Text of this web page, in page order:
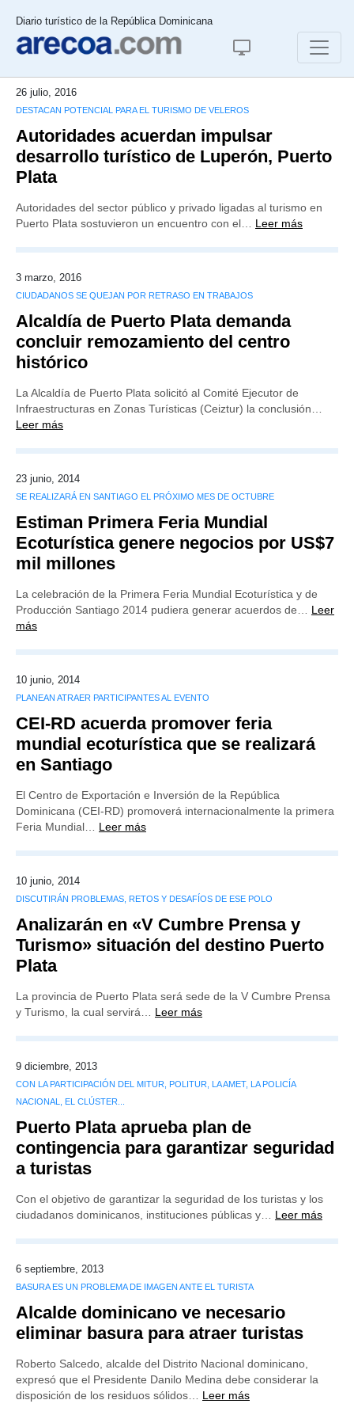
Diario turístico de la República Dominicana
26 julio, 2016
DESTACAN POTENCIAL PARA EL TURISMO DE VELEROS
Autoridades acuerdan impulsar
desarrollo turístico de Luperón, Puerto
Plata
Autoridades del sector público y privado ligadas al turismo en
Puerto Plata sostuvieron un encuentro con el… Leer más
3 marzo, 2016
CIUDADANOS SE QUEJAN POR RETRASO EN TRABAJOS
Alcaldía de Puerto Plata demanda
concluir remozamiento del centro
histórico
La Alcaldía de Puerto Plata solicitó al Comité Ejecutor de
Infraestructuras en Zonas Turísticas (Ceiztur) la conclusión…
Leer más
23 junio, 2014
SE REALIZARÁ EN SANTIAGO EL PRÓXIMO MES DE OCTUBRE
Estiman Primera Feria Mundial
Ecoturística genere negocios por US$7
mil millones
La celebración de la Primera Feria Mundial Ecoturística y de
Producción Santiago 2014 pudiera generar acuerdos de… Leer
más
10 junio, 2014
PLANEAN ATRAER PARTICIPANTES AL EVENTO
CEI-RD acuerda promover feria
mundial ecoturística que se realizará
en Santiago
El Centro de Exportación e Inversión de la República
Dominicana (CEI-RD) promoverá internacionalmente la primera
Feria Mundial… Leer más
10 junio, 2014
DISCUTIRÁN PROBLEMAS, RETOS Y DESAFÍOS DE ESE POLO
Analizarán en «V Cumbre Prensa y
Turismo» situación del destino Puerto
Plata
La provincia de Puerto Plata será sede de la V Cumbre Prensa
y Turismo, la cual servirá… Leer más
9 diciembre, 2013
CON LA PARTICIPACIÓN DEL MITUR, POLITUR, LA AMET, LA POLICÍA
NACIONAL, EL CLÚSTER...
Puerto Plata aprueba plan de
contingencia para garantizar seguridad
a turistas
Con el objetivo de garantizar la seguridad de los turistas y los
ciudadanos dominicanos, instituciones públicas y… Leer más
6 septiembre, 2013
BASURA ES UN PROBLEMA DE IMAGEN ANTE EL TURISTA
Alcalde dominicano ve necesario
eliminar basura para atraer turistas
Roberto Salcedo, alcalde del Distrito Nacional dominicano,
expresó que el Presidente Danilo Medina debe considerar la
disposición de los residuos sólidos… Leer más